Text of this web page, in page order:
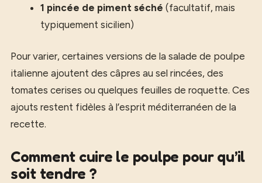
1 pincée de piment séché (facultatif, mais
typiquement sicilien)
Pour varier, certaines versions de la salade de poulpe
italienne ajoutent des câpres au sel rincées, des
tomates cerises ou quelques feuilles de roquette. Ces
ajouts restent fidèles à l’esprit méditerranéen de la
recette.
Comment cuire le poulpe pour qu’il
soit tendre ?